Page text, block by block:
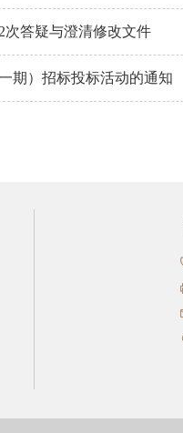
答疑与澄清修改文件
期）招标投标活动的通知